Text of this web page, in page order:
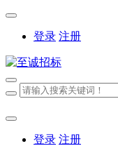
登录 注册
登录 注册